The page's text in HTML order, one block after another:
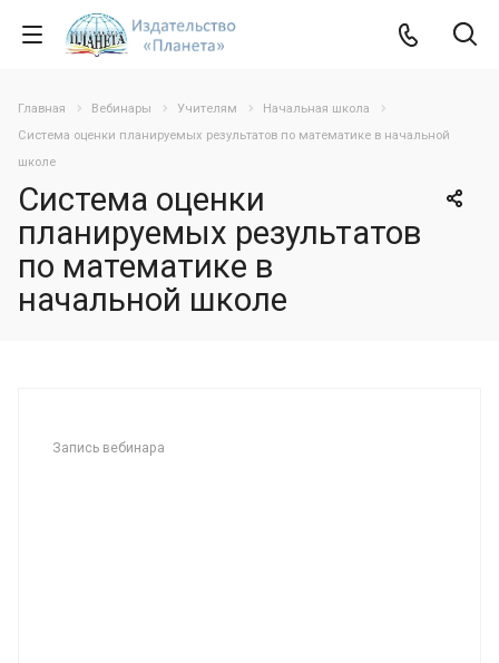
Главная Вебинары Учителям
Начальная школа
Система оценки планируемых результатов по математике в начальной
школе
Система оценки
планируемых результатов
по математике в
начальной школе
Запись вебинара